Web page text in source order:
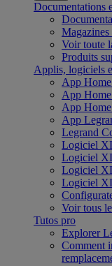
Documentations
Magazines
Voir toute
Produits
Applis, logiciels
App
App
App
App
Legrand
Logiciel
Logiciel
Logiciel
Logiciel
Voir tous
Tutos pro
Explorer
Comment